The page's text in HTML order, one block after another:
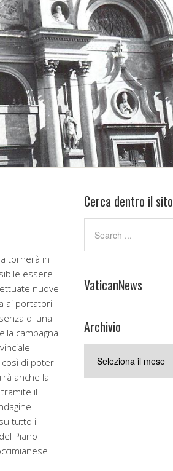
tornerà in
essere
nuove
ai portatori
di una
campagna
così di poter
anche la
il
tutto il
Piano
Cerca dentro il sito
VaticanNews
Archivio